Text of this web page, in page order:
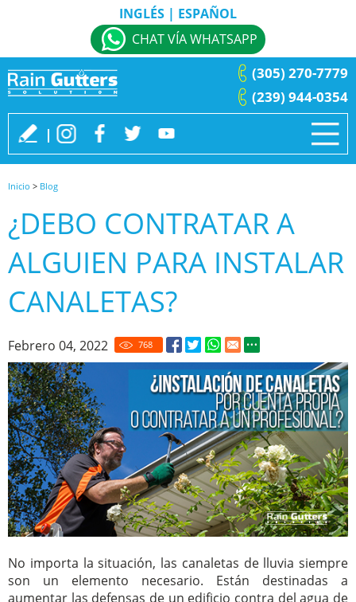
INGLÉS | ESPAÑOL
CHAT VÍA WHATSAPP
(239) 944-0354
(305) 270-7779
Inicio > Blog
¿DEBO CONTRATAR A
ALGUIEN PARA INSTALAR
CANALETAS?
Febrero 04, 2022 768
No importa la situación, las canaletas de lluvia siempre
son un elemento necesario. Están destinadas a
aumentar las defensas de un edificio contra del agua de